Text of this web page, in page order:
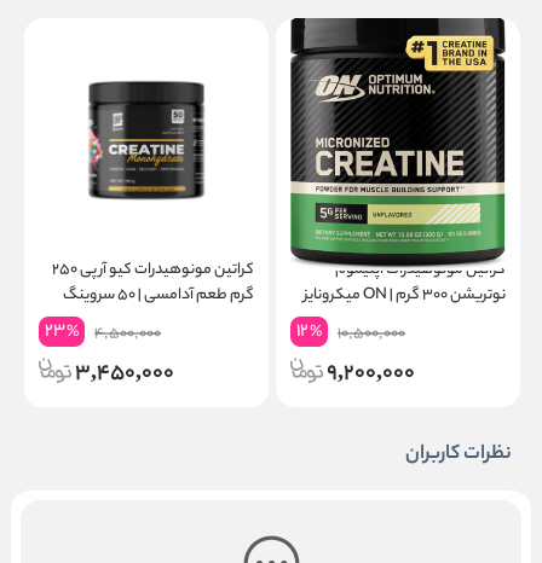
کراتین مونوهیدرات اپتیموم
نوتریشن ۳۰۰ گرم | ON میکرونایز
10,500,000
12%
9,200,000
کراتین مونوهیدرات کیو آر پی ۲۵۰
گرم طعم آدامسی | ۵۰ سروینگ
4,500,000
23%
3,450,000
نظرات کاربران